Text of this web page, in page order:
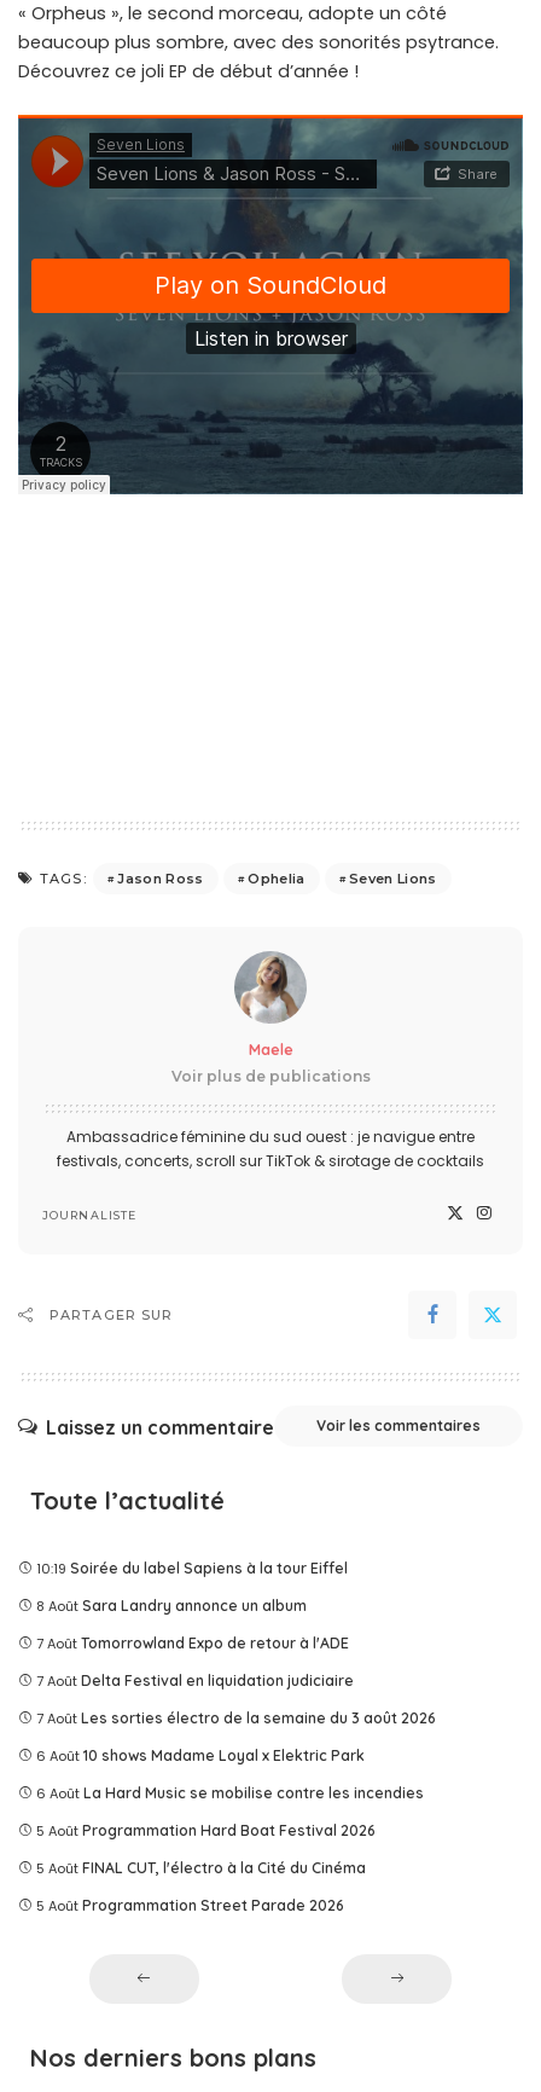
« Orpheus », le second morceau, adopte un côté
beaucoup plus sombre, avec des sonorités psytrance.
Découvrez ce joli EP de début d’année !
TAGS: Jason Ross Ophelia Seven Lions
Maele
Voir plus de publications
Ambassadrice féminine du sud ouest : je navigue entre
festivals, concerts, scroll sur TikTok & sirotage de cocktails
JOURNALISTE
PARTAGER SUR
Laissez un commentaire Voir les commentaires
Toute l’actualité
10:19 Soirée du label Sapiens à la tour Eiffel
8 Août Sara Landry annonce un album
7 Août Tomorrowland Expo de retour à l'ADE
7 Août Delta Festival en liquidation judiciaire
7 Août Les sorties électro de la semaine du 3 août 2026
6 Août 10 shows Madame Loyal x Elektric Park
6 Août La Hard Music se mobilise contre les incendies
5 Août Programmation Hard Boat Festival 2026
5 Août FINAL CUT, l'électro à la Cité du Cinéma
5 Août Programmation Street Parade 2026
Nos derniers bons plans